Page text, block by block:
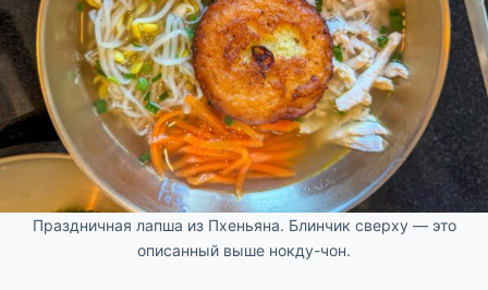
Праздничная лапша из Пхеньяна. Блинчик сверху — это
описанный выше нокду-чон.